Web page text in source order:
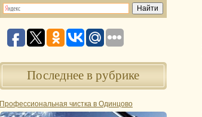
Последнее в рубрике
Профессиональная чистка в Одинцово